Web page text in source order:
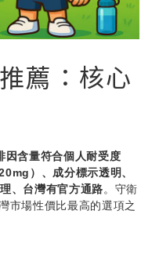
薦：核心
因含量符合個人耐受度
）、成分標示透明、
、台灣有官方通路。守衛
市場性價比最高的選項之